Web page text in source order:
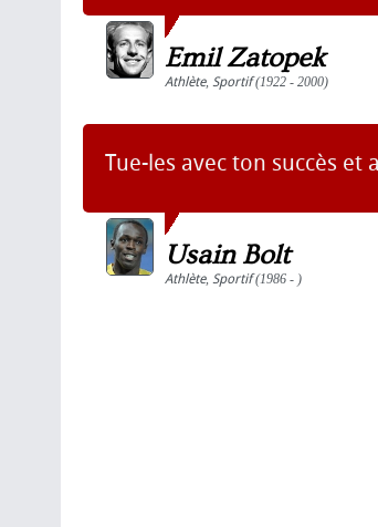
Emil Zatopek
Athlète, Sportif(1922 - 2000)
Tue-les avec ton succès et
Usain Bolt
Athlète, Sportif(1986 - )